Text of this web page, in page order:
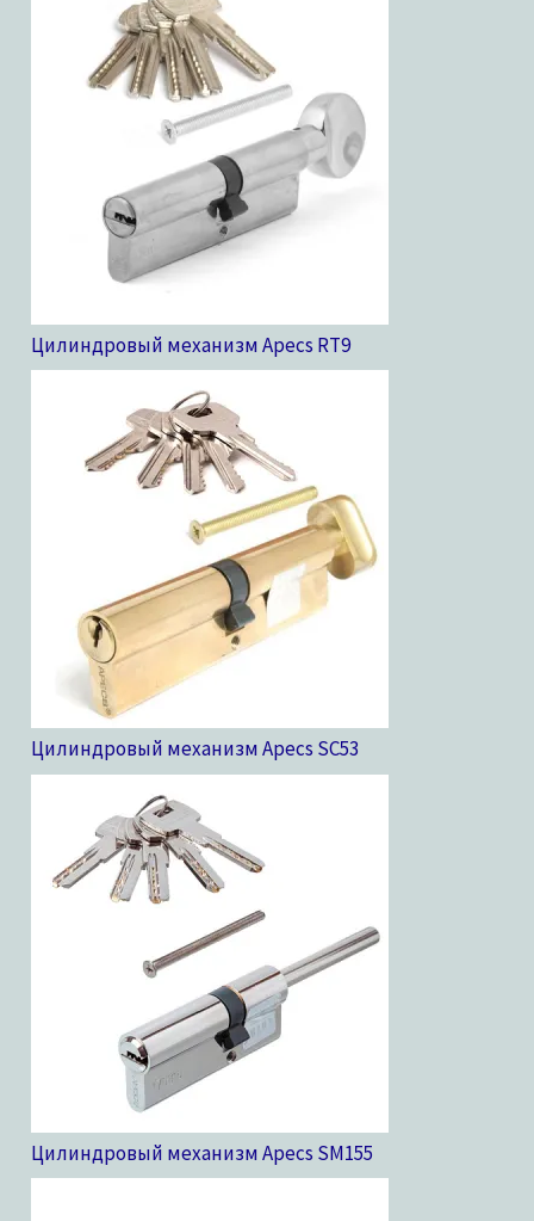
Цилиндровый механизм Apecs RT9
Цилиндровый механизм Apecs SC53
Цилиндровый механизм Apecs SM155